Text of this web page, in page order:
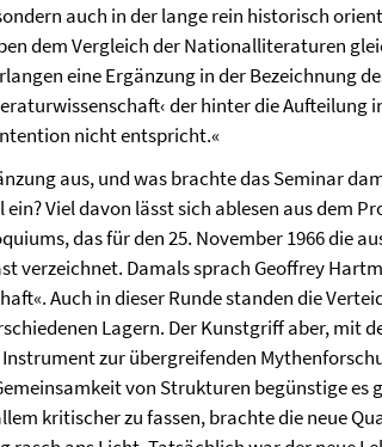
auch in der lange rein historisch
dem Vergleich der Nationalliteraturen
eine Ergänzung in der Bezeichnung
der hinter die
nicht entspricht.«
aus, und was brachte das Seminar
Viel davon lässt sich ablesen aus dem
das für den 25. November 1966 die
verzeichnet. Damals sprach Geoffrey
Auch in dieser Runde standen die
Lagern. Der Kunstgriff aber, mit
zur übergreifenden
von Strukturen begünstige es
kritischer zu fassen, brachte die neue